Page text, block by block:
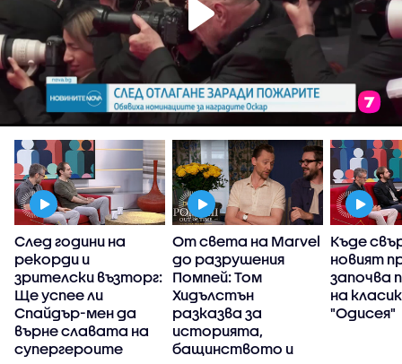
След години на
рекорди и
зрителски възторг:
Ще успее ли
Спайдър-мен да
върне славата на
супергероите
От света на Marvel
до разрушения
Помпей: Том
Хидълстън
разказва за
историята,
бащинството и
Къде
новият
започва
на
"Одисея"